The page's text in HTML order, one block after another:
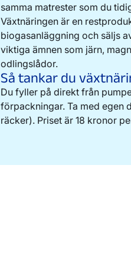
samma matrester som du
Växtnäringen är en
biogasanläggning och säljs
viktiga ämnen som järn,
odlingslådor.
Så tankar du
Du fyller på direkt från
förpackningar. Ta med egen
räcker). Priset är 18 kronor